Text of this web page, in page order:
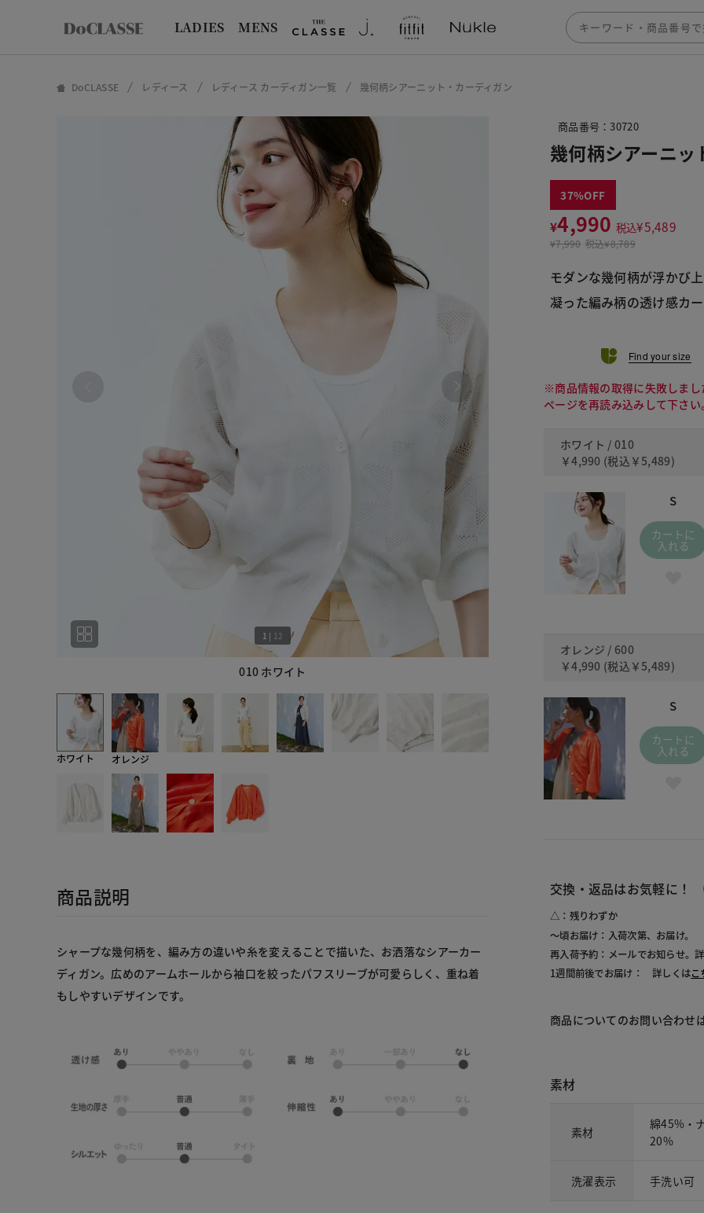
LADIES MENS
DoCLASSE レディース レディース カーディガン一覧 幾何柄シアーニット・カーディガン
010 ホワイト 600 オ
1 | 12
ホワイト オレンジ
商品説明
シャープな幾何柄を、編み方の違いや糸を変えることで描いた、お洒落なシアーカー
ディガン。広めのアームホールから袖口を絞ったパフスリーブが可愛らしく、重ね着
もしやすいデザインです。
商品番号：30720
幾何柄シアーニッ
37
¥4,990 税込¥5,489
¥7,990 税込¥8,789
モダンな幾何柄が浮かび上
凝った編み柄の透け感カ
Find your size
※商品情報の取得に失敗しまし
ページを再読み込みして下さい。
ホワイト / 010
￥4,990 (税込 ￥5,489)
S
カートに
入れる
オレンジ / 600
￥4,990 (税込 ￥5,489)
S
カートに
入れる
交換・返品はお気軽に！
△：残りわずか
～頃お届け：入荷次第、お届け。
再入荷予約：メールでお知らせ。
1週間前後でお届け： 詳しくはこ
商品についてのお問い合わせ
素材
素材
綿45%・
20%
洗濯表示 手洗い可